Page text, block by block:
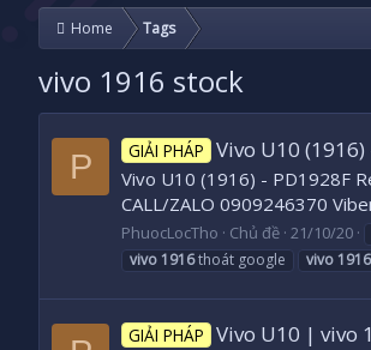
Home Tags
vivo 1916 stock
P GIẢI PHÁP Vivo U10 (1916)
Vivo U10 (1916) - PD1928F
CALL/ZALO 0909246370
PhuocLocTho Chủ đề 21/10/20
vivo 1916thoát google vivo 1916
GIẢI PHÁP Vivo U10 | vivo